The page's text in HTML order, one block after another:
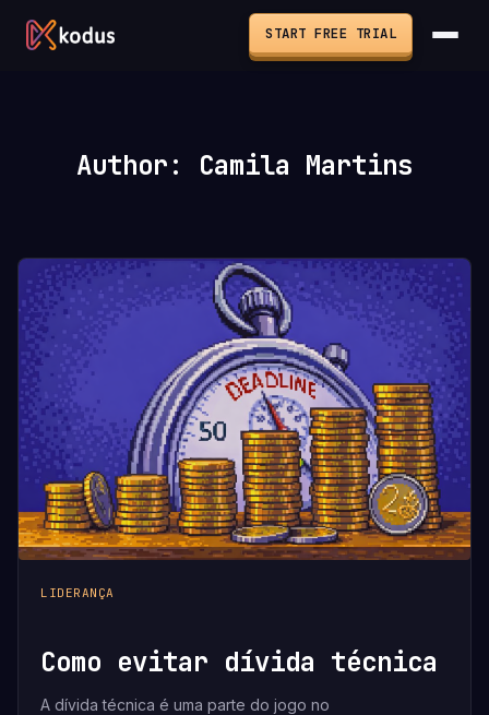
START FREE TRIAL
Author: Camila Martins
LIDERANÇA
Como evitar dívida técnica
A dívida técnica é uma parte do jogo no